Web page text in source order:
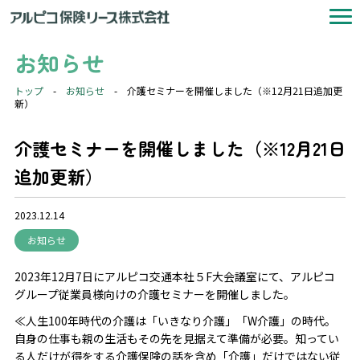
お知らせ
トップ - お知らせ - 介護セミナーを開催しました（※12月21日追加更
新）
介護セミナーを開催しました（※12月21日
追加更新）
2023.12.14
お知らせ
2023年12月7日にアルピコ交通本社５F大会議室にて、アルピコ
グループ従業員様向けの介護セミナーを開催しました。
≪人生100年時代の介護は「いきなり介護」「W介護」の時代。
自身の仕事も親の生活もその先を見据えて準備が必要。知ってい
る人だけが得をする介護保険の話を含め「介護」だけではない従